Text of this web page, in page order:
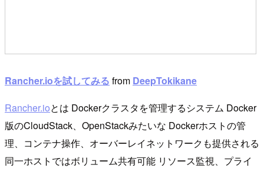
Rancher.ioを試してみる from DeepTokikane
Rancher.ioとは Dockerクラスタを管理するシステム Docker
版のCloudStack、OpenStackみたいな Dockerホストの管
理、コンテナ操作、オーバーレイネットワークも提供される
同一ホストではボリューム共有可能 リソース監視、プライ